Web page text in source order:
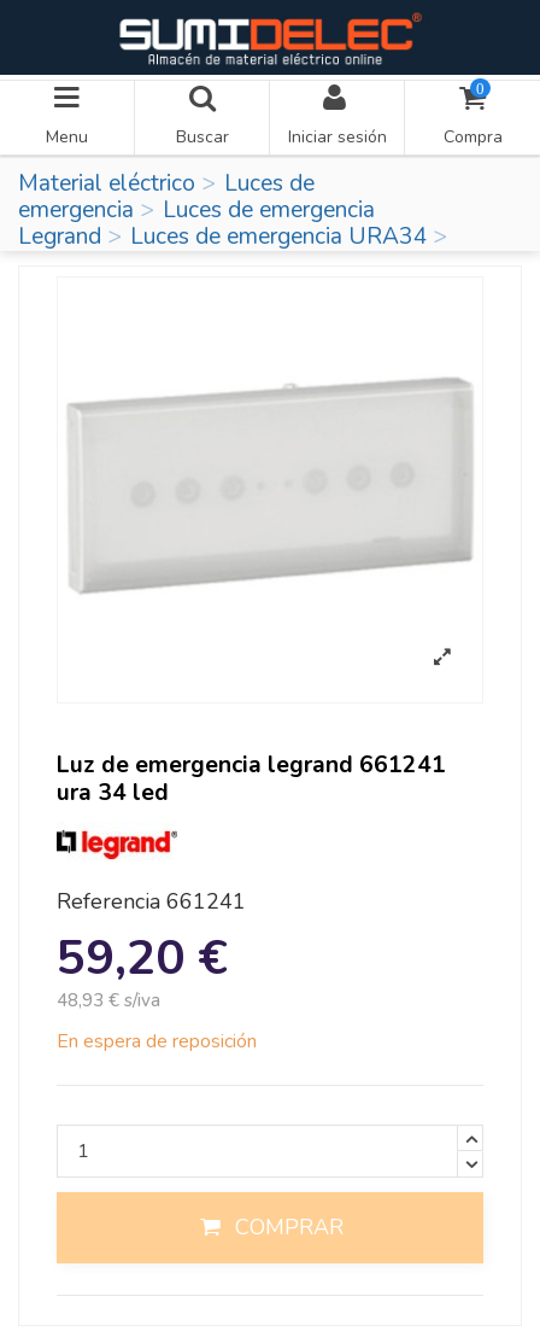
Menu Buscar Iniciar sesión
0
Compra
Material eléctrico
Luces de
emergencia
Luces de emergencia
Legrand
Luces de emergencia URA34
Luz de emergencia legrand 661241
ura 34 led
Referencia 661241
59,20 €
48,93 € s/iva
En espera de reposición
COMPRAR